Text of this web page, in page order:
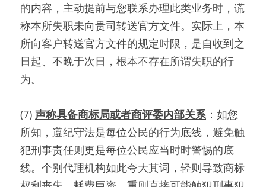
的内容，主动提前与您联系办理此类业务时，谎
称本所失职未向贵司转送官方文件。实际上，本
所向客户转送官方文件的规定时限，是自收到之
日起、不晚于次日，根本不存在所谓失职的行
为。
(7) 声称具备商标局或者商评委内部关系：如您
所知，遵纪守法是每位公民的行为底线，避免触
犯刑事责任则更是每位公民应当时时警惕的底
线。个别代理机构如此夸大其词，轻则导致商标